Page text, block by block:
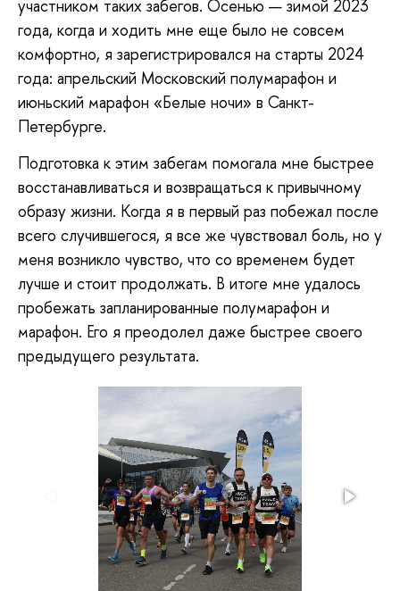
участником таких забегов. Осенью — зимой 2023
года, когда и ходить мне еще было не совсем
комфортно, я зарегистрировался на старты 2024
года: апрельский Московский полумарафон и
июньский марафон «Белые ночи» в Санкт-
Петербурге.
Подготовка к этим забегам помогала мне быстрее
восстанавливаться и возвращаться к привычному
образу жизни. Когда я в первый раз побежал после
всего случившегося, я все же чувствовал боль, но у
меня возникло чувство, что со временем будет
лучше и стоит продолжать. В итоге мне удалось
пробежать запланированные полумарафон и
марафон. Его я преодолел даже быстрее своего
предыдущего результата.